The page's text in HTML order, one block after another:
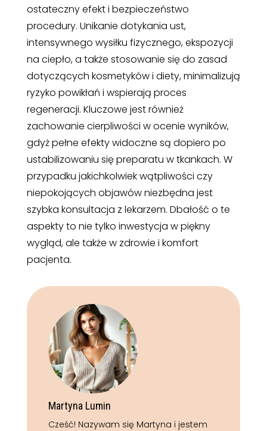
ostateczny efekt i bezpieczeństwo
procedury. Unikanie dotykania ust,
intensywnego wysiłku fizycznego, ekspozycji
na ciepło, a także stosowanie się do zasad
dotyczących kosmetyków i diety, minimalizują
ryzyko powikłań i wspierają proces
regeneracji. Kluczowe jest również
zachowanie cierpliwości w ocenie wyników,
gdyż pełne efekty widoczne są dopiero po
ustabilizowaniu się preparatu w tkankach. W
przypadku jakichkolwiek wątpliwości czy
niepokojących objawów niezbędna jest
szybka konsultacja z lekarzem. Dbałość o te
aspekty to nie tylko inwestycja w piękny
wygląd, ale także w zdrowie i komfort
pacjenta.
Martyna Lumin
Cześć! Nazywam się Martyna i jestem